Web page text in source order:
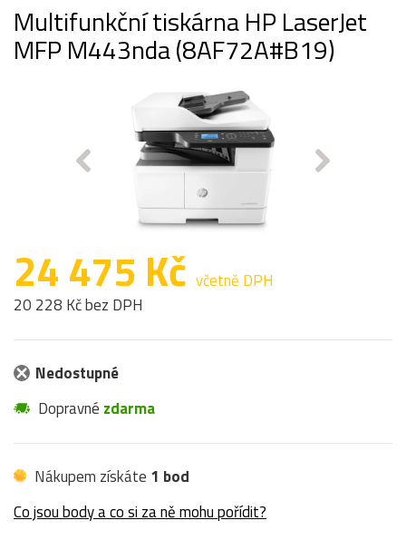
Multifunkční tiskárna HP LaserJet
MFP M443nda (8AF72A#B19)
24 475 Kč včetně DPH
20 228 Kč bez DPH
Nedostupné
Dopravné zdarma
Nákupem získáte 1 bod
Co jsou body a co si za ně mohu pořídit?